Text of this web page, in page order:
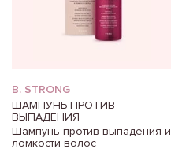
B. STRONG
ШАМПУНЬ ПРОТИВ
ВЫПАДЕНИЯ
Шампунь против выпадения и
ломкости волос